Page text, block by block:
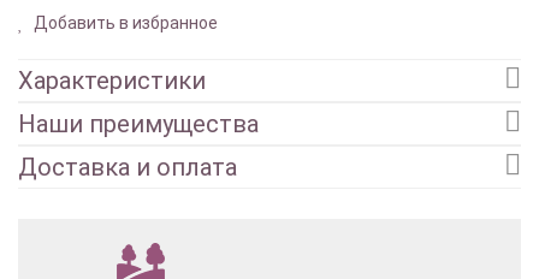
Добавить в избранное
Характеристики
Наши преимущества
Доставка и оплата